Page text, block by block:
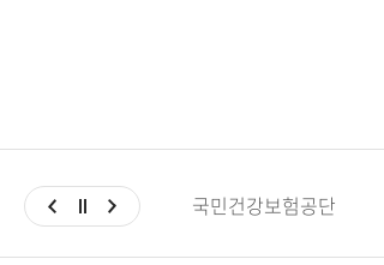
국민건강보험공단